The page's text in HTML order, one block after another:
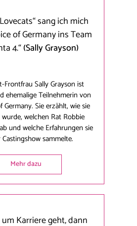
sang ich mich
of Germany ins Team
4.“(Sally Grayson)
Frontfrau Sally Grayson ist
ehemalige Teilnehmerin von
Germany. Sie erzählt, wie sie
welchen Rat Robbie
und welche Erfahrungen sie
sammelte.
Mehr dazu
um Karriere geht, dann